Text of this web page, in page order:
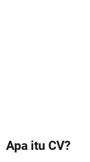
Apa itu CV?